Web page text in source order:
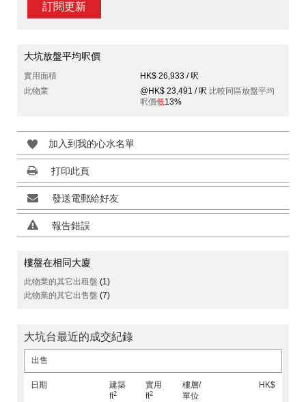
訂閱更新
大坑放盤平均呎價
實用面積
HK$ 26,933 / 呎
此物業
@HK$ 23,491 / 呎 比較同區放盤平均
呎價低13%
加入到我的心水名單
打印此頁
發送電郵給好友
報告錯誤
樓盤在相同大廈
此物業的其它出租盤 (1)
此物業的其它出售盤 (7)
大坑台最近的成交紀錄
出售
日期
建築
ft2
實用
ft2
樓層/
單位
HK$